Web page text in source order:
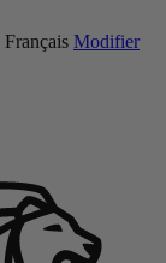
Français Modifier